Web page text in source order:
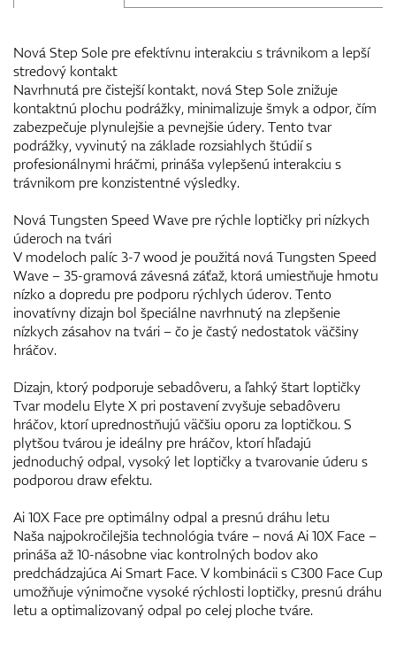
Nová Step Sole pre efektívnu interakciu s trávnikom a lepší
stredový kontakt
Navrhnutá pre čistejší kontakt, nová Step Sole znižuje
kontaktnú plochu podrážky, minimalizuje šmyk a odpor, čím
zabezpečuje plynulejšie a pevnejšie údery. Tento tvar
podrážky, vyvinutý na základe rozsiahlych štúdií s
profesionálnymi hráčmi, prináša vylepšenú interakciu s
trávnikom pre konzistentné výsledky.
Nová Tungsten Speed Wave pre rýchle loptičky pri nízkych
úderoch na tvári
V modeloch palíc 3-7 wood je použitá nová Tungsten Speed
Wave – 35-gramová závesná záťaž, ktorá umiestňuje hmotu
nízko a dopredu pre podporu rýchlych úderov. Tento
inovatívny dizajn bol špeciálne navrhnutý na zlepšenie
nízkych zásahov na tvári – čo je častý nedostatok väčšiny
hráčov.
Dizajn, ktorý podporuje sebadôveru, a ľahký štart loptičky
Tvar modelu Elyte X pri postavení zvyšuje sebadôveru
hráčov, ktorí uprednostňujú väčšiu oporu za loptičkou. S
plytšou tvárou je ideálny pre hráčov, ktorí hľadajú
jednoduchý odpal, vysoký let loptičky a tvarovanie úderu s
podporou draw efektu.
Ai 10X Face pre optimálny odpal a presnú dráhu letu
Naša najpokročilejšia technológia tváre – nová Ai 10X Face –
prináša až 10-násobne viac kontrolných bodov ako
predchádzajúca Ai Smart Face. V kombinácii s C300 Face Cup
umožňuje výnimočne vysoké rýchlosti loptičky, presnú dráhu
letu a optimalizovaný odpal po celej ploche tváre.